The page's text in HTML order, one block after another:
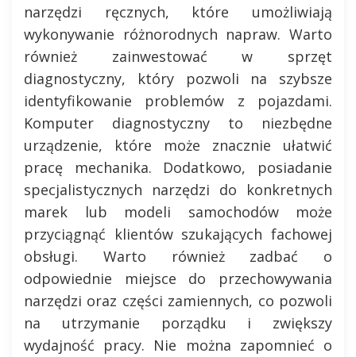
narzędzi ręcznych, które umożliwiają
wykonywanie różnorodnych napraw. Warto
również zainwestować w sprzęt
diagnostyczny, który pozwoli na szybsze
identyfikowanie problemów z pojazdami.
Komputer diagnostyczny to niezbędne
urządzenie, które może znacznie ułatwić
pracę mechanika. Dodatkowo, posiadanie
specjalistycznych narzędzi do konkretnych
marek lub modeli samochodów może
przyciągnąć klientów szukających fachowej
obsługi. Warto również zadbać o
odpowiednie miejsce do przechowywania
narzędzi oraz części zamiennych, co pozwoli
na utrzymanie porządku i zwiększy
wydajność pracy. Nie można zapomnieć o